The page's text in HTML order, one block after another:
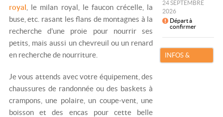
royal , le milan royal, le faucon crécelle, la
buse, etc. rasant les flans de montagnes à la
recherche d'une proie pour nourrir ses
petits, mais aussi un chevreuil ou un renard
en recherche de nourriture.
Je vous attends avec votre équipement, des
chaussures de randonnée ou des baskets à
crampons, une polaire, un coupe-vent, une
boisson et des encas pour cette belle
24 SEPTEMBRE
2026
Départ à
confirmer
INFOS &